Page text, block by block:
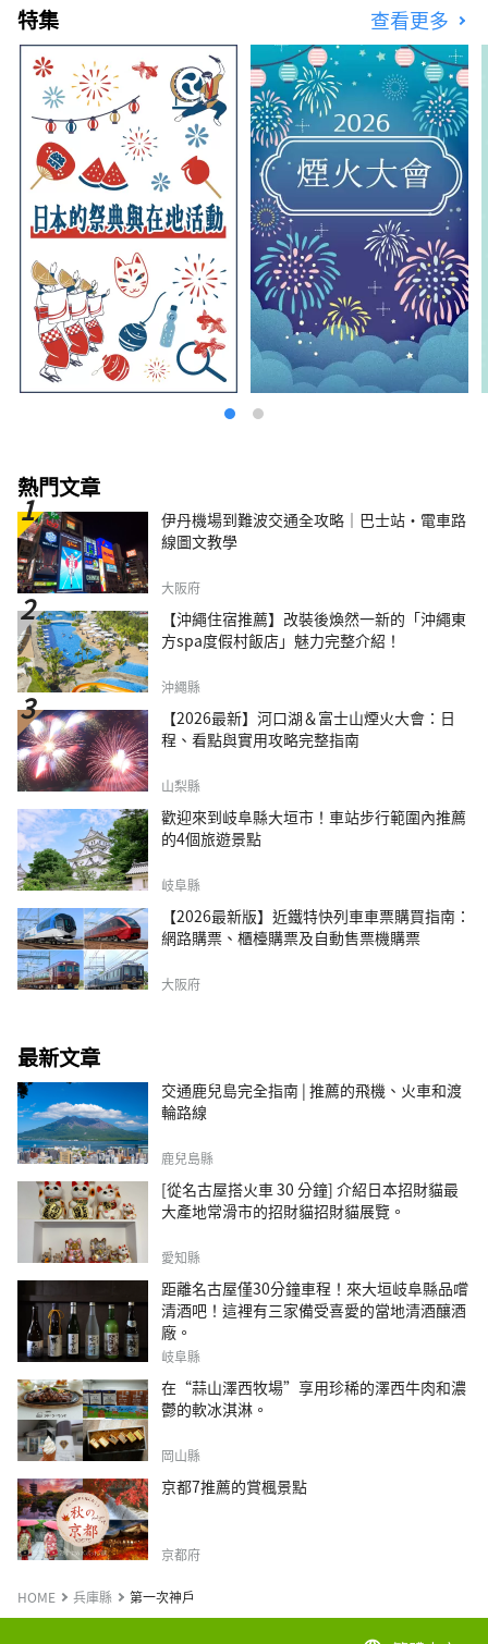
特集 查看更多
熱門文章
伊丹機場到難波交通全攻略｜巴士站・電車路
線圖文教學
大阪府
【沖繩住宿推薦】改裝後煥然一新的「沖繩東
方spa度假村飯店」魅力完整介紹！
沖繩縣
【2026最新】河口湖＆富士山煙火大會：日
程、看點與實用攻略完整指南
山梨縣
歡迎來到岐阜縣大垣市！車站步行範圍內推薦
的4個旅遊景點
岐阜縣
【2026最新版】近鐵特快列車車票購買指南：
網路購票、櫃檯購票及自動售票機購票
大阪府
最新文章
交通鹿兒島完全指南 | 推薦的飛機、火車和渡
輪路線
鹿兒島縣
[從名古屋搭火車 30 分鐘] 介紹日本招財貓最
大產地常滑市的招財貓招財貓展覽。
愛知縣
距離名古屋僅30分鐘車程！來大垣岐阜縣品嚐
清酒吧！這裡有三家備受喜愛的當地清酒釀酒
廠。
岐阜縣
在“蒜山澤西牧場”享用珍稀的澤西牛肉和濃
鬱的軟冰淇淋。
岡山縣
京都7推薦的賞楓景點
京都府
HOME 兵庫縣 第一次神戶